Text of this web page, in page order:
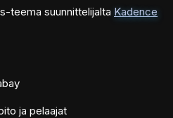
teema suunnittelijalta Kadence
ja pelaajat